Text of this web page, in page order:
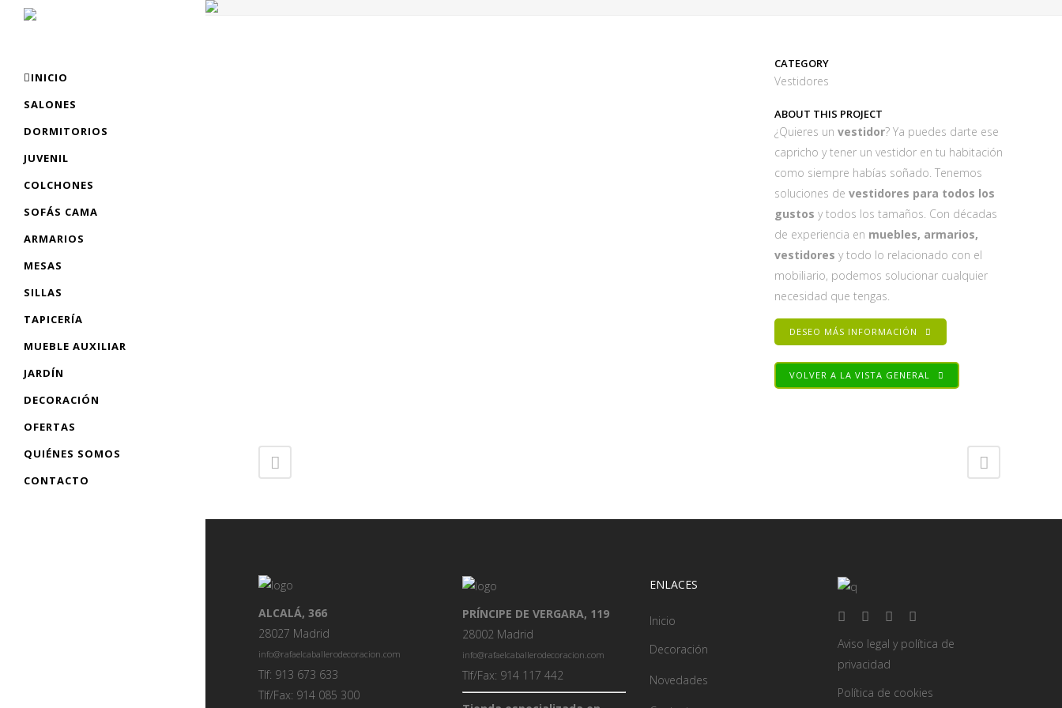
INICIO
SALONES
DORMITORIOS
JUVENIL
COLCHONES
SOFÁS CAMA
ARMARIOS
MESAS
SILLAS
TAPICERÍA
MUEBLE AUXILIAR
JARDÍN
DECORACIÓN
OFERTAS
QUIÉNES SOMOS
CONTACTO
CATEGORY
Vestidores
ABOUT THIS PROJECT
¿Quieres un vestidor? Ya puedes darte ese
capricho y tener un vestidor en tu habitación
como siempre habías soñado. Tenemos
soluciones devestidores para todos los
gustos y todos los tamaños. Con décadas
de experiencia en muebles, armarios,
vestidores y todo lo relacionado con el
mobiliario, podemos solucionar cualquier
necesidad que tengas.
DESEO MÁS INFORMACIÓN
VOLVER A LA VISTA GENERAL
ALCALÁ, 366
28027 Madrid
info@rafaelcaballerodecoracion.com
Tlf: 913 673 633
Tlf/Fax: 914 085 300
PRÍNCIPE DE VERGARA, 119
28002 Madrid
info@rafaelcaballerodecoracion.com
Tlf/Fax: 914 117 442
ENLACES
Inicio
Decoración
Novedades
Aviso legal y política de
privacidad
Política de cookies